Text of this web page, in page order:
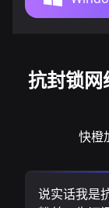
抗封锁
快橙
说实话我是